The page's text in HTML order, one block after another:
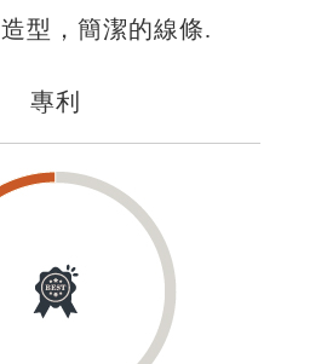
型，簡潔的線條.
專利